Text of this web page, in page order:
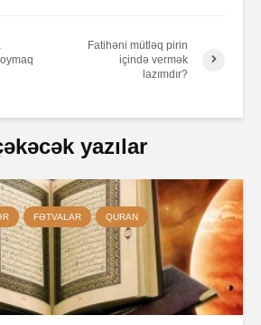
Fatihəni mütləq pirin
içində vermək
lazımdır?
yazılar
FƏTVALAR QURAN